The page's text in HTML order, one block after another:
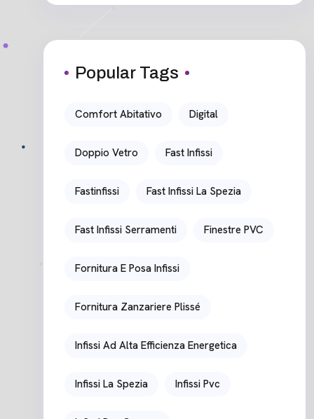
Popular Tags
Comfort Abitativo Digital
Doppio Vetro Fast Infissi
Fastinfissi Fast Infissi La Spezia
Fast Infissi Serramenti Finestre PVC
Fornitura E Posa Infissi
Fornitura Zanzariere Plissé
Infissi Ad Alta Efficienza Energetica
Infissi La Spezia Infissi Pvc